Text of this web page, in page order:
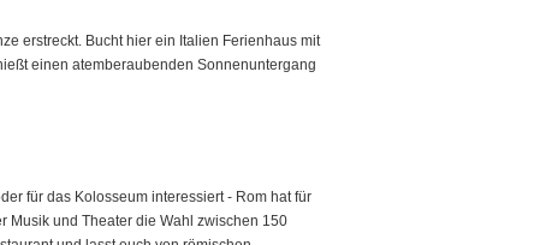
erstreckt. Bucht hier ein Italien Ferienhaus mit
einen atemberaubenden Sonnenuntergang
für das Kolosseum interessiert - Rom hat für
Musik und Theater die Wahl zwischen 150